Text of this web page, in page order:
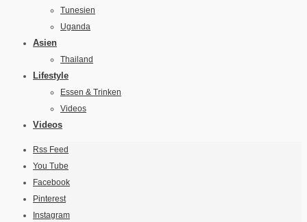
Tunesien
Uganda
Asien
Thailand
Lifestyle
Essen & Trinken
Videos
Videos
Rss Feed
You Tube
Facebook
Pinterest
Instagram